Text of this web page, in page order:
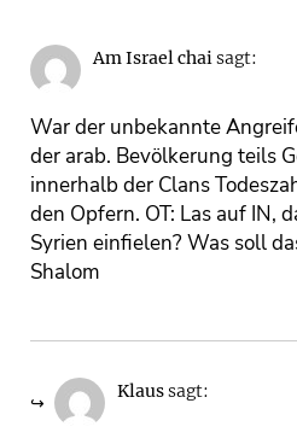
Am Israel chaisagt:
War der unbekannte
der arab. Bevölkerung teils
innerhalb der Clans
den Opfern. OT: Las auf IN,
Syrien einfielen? Was soll
Shalom
Klaussagt: